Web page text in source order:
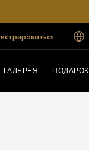
ГАЛЕРЕЯ ПОДАРОК